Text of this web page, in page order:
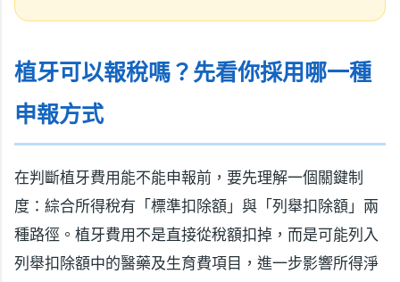
植牙可以報稅嗎？先看你採用哪一種
申報方式
在判斷植牙費用能不能申報前，要先理解一個關鍵制
度：綜合所得稅有「標準扣除額」與「列舉扣除額」兩
種路徑。植牙費用不是直接從稅額扣掉，而是可能列入
列舉扣除額中的醫藥及生育費項目，進一步影響所得淨